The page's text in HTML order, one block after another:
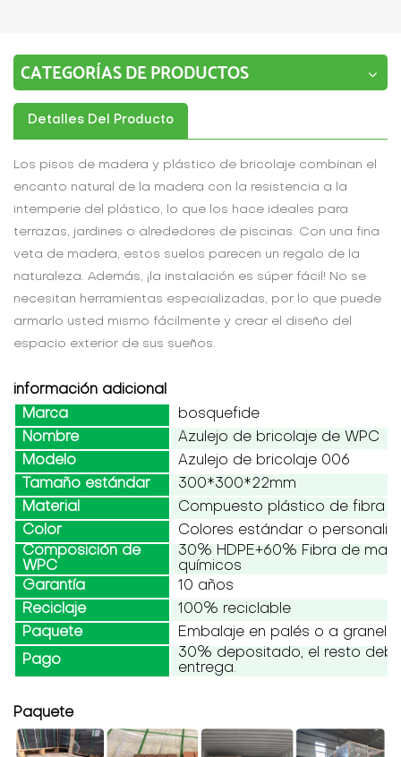
CATEGORÍAS DE PRODUCTOS
Detalles Del Producto
Los pisos de madera y plástico de bricolaje combinan el
encanto natural de la madera con la resistencia a la
intemperie del plástico, lo que los hace ideales para
terrazas, jardines o alrededores de piscinas. Con una fina
veta de madera, estos suelos parecen un regalo de la
naturaleza. Además, ¡la instalación es súper fácil! No se
necesitan herramientas especializadas, por lo que puede
armarlo usted mismo fácilmente y crear el diseño del
espacio exterior de sus sueños.
información adicional
Marca
bosquefide
Nombre
Azulejo de bricolaje de WPC
Modelo
Azulejo de bricolaje 006
Tamaño estándar
300*300*22mm
Material
Compuesto plástico de fibra
Color
Colores estándar o
Composición de
WPC
30% HDPE+60% Fibra de
químicos
Garantía
10 años
Reciclaje
100% reciclable
Paquete
Embalaje en palés o a granel
Pago
30% depositado, el resto
entrega.
Paquete